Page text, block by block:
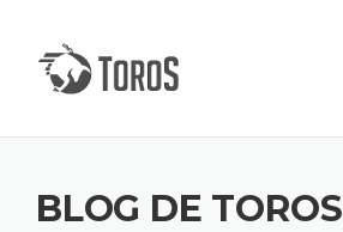
content
BLOG DE TOROS